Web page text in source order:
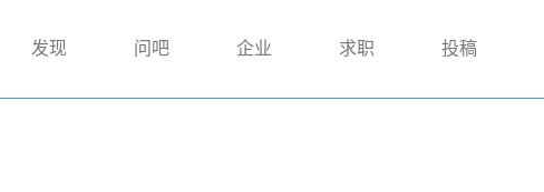
发现 问吧 企业 求职 投稿